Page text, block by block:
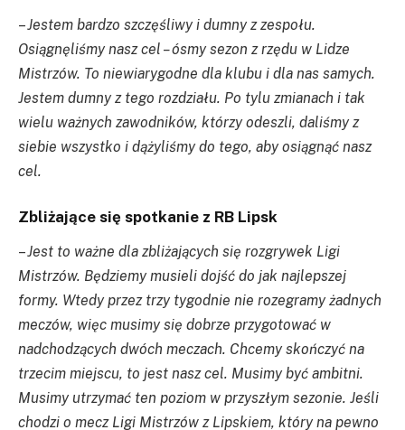
–Jestem bardzo szczęśliwy i dumny z zespołu.
Osiągnęliśmy nasz cel – ósmy sezon z rzędu w Lidze
Mistrzów. To niewiarygodne dla klubu i dla nas samych.
Jestem dumny z tego rozdziału. Po tylu zmianach i tak
wielu ważnych zawodników, którzy odeszli, daliśmy z
siebie wszystko i dążyliśmy do tego, aby osiągnąć nasz
cel.
Zbliżające się spotkanie z RB Lipsk
–Jest to ważne dla zbliżających się rozgrywek Ligi
Mistrzów. Będziemy musieli dojść do jak najlepszej
formy. Wtedy przez trzy tygodnie nie rozegramy żadnych
meczów, więc musimy się dobrze przygotować w
nadchodzących dwóch meczach. Chcemy skończyć na
trzecim miejscu, to jest nasz cel. Musimy być ambitni.
Musimy utrzymać ten poziom w przyszłym sezonie. Jeśli
chodzi o mecz Ligi Mistrzów z Lipskiem, który na pewno